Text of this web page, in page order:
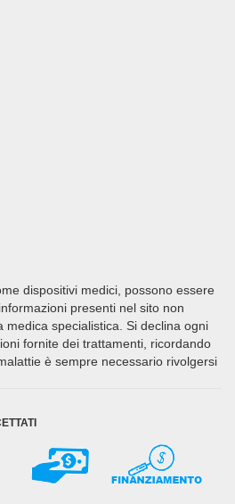
dispositivi medici, possono essere
presenti nel sito non
medica specialistica. Si declina ogni
fornite dei trattamenti, ricordando
è sempre necessario rivolgersi